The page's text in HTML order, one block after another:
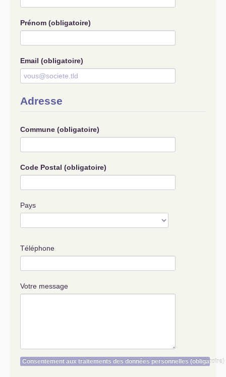
Prénom (obligatoire)
Email (obligatoire)
Adresse
Commune (obligatoire)
Code Postal (obligatoire)
Pays
Téléphone
Votre message
Consentement aux traitements des données personnelles (obligatoire)